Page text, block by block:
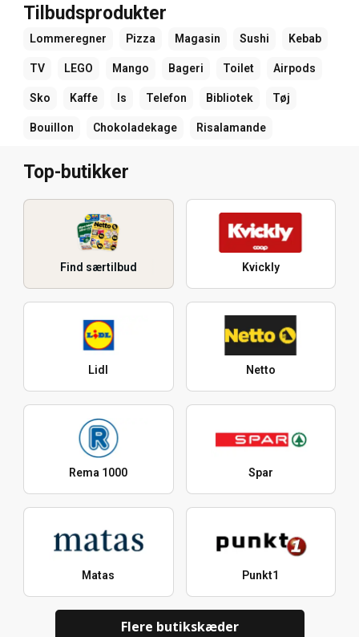
Tilbudsprodukter
Lommeregner Pizza Magasin Sushi Kebab
TV LEGO Mango Bageri Toilet Airpods
Sko Kaffe Is Telefon Bibliotek Tøj
Bouillon Chokoladekage Risalamande
Top-butikker
Find særtilbud Kvickly
Lidl Netto
Rema 1000 Spar
Matas Punkt1
Flere butikskæder